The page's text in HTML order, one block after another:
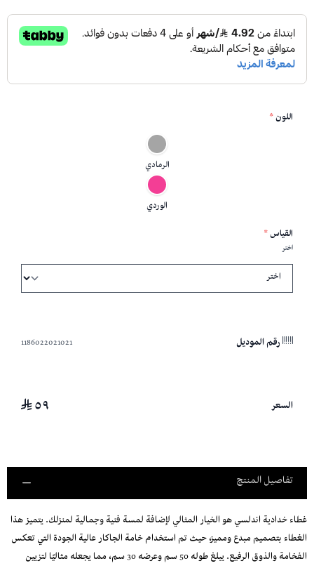
اللون*
الرمادي
الوردي
القياس*
اختر
رقم الموديل 1186022021021
السعر ٥٩
تفاصيل المنتج
غطاء خدادية اندلسي هو الخيار المثالي لإضافة لمسة فنية وجمالية لمنزلك. يتميز هذا
الغطاء بتصميم مبدع ومميز، حيث تم استخدام خامة الجاكار عالية الجودة التي تعكس
الفخامة والذوق الرفيع. يبلغ طوله 50 سم وعرضه 30 سم، مما يجعله مثاليًا لتزيين